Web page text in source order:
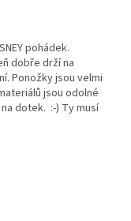
pohádek.
dobře drží na
Ponožky jsou velmi
jsou odolné
dotek. :-) Ty musí